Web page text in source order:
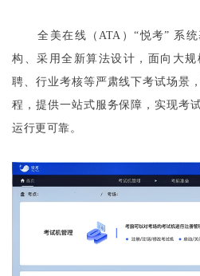
全美在线（ATA）“悦考” 系统
构、采用全新算法设计，面向大
聘、行业考核等严肃线下考试场景
程，提供一站式服务保障，实现考
运行更可靠。